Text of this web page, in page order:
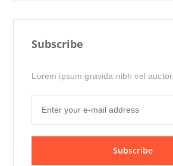
Subscribe
Lorem ipsum gravida nibh vel auctor.